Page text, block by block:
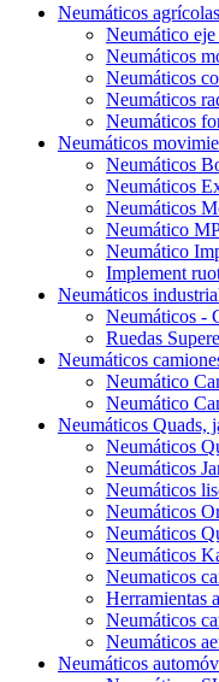
Neumáticos
Neumático
Neumáticos
Neumáticos
Neumáticos
Neumáticos
Neumáticos
Neumáticos
Neumáticos
Neumáticos
Neumático
Neumático
Implement
Neumáticos
Neumáticos -
Ruedas
Neumáticos
Neumático
Neumático
Neumáticos Quads,
Neumáticos
Neumáticos
Neumáticos
Neumáticos
Neumáticos
Neumáticos
Neumaticos
Herramientas
Neumáticos
Neumáticos
Neumáticos